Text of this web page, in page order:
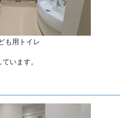
も用トイレ
います。